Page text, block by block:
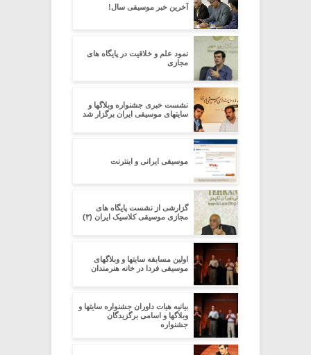
آخرین خبر موسیقی سال!
نمود علم و خلاقیت در پایگاه های
مجازی
نشست خبری جشنواره وبلاگها و
سایتهای موسیقی ایران برگزار شد
موسیقی ایرانی و اینترنت
گزارشی از نشست پایگاه های
مجازی موسیقی کلاسیک ایران (۳)
اولین مسابقه سایتها و وبلاگهای
موسیقی فردا در خانه هنرمندان
بیانیه هیات داوران جشنواره سایتها و
وبلاگها و اسامی برگزیدگان
جشنواره